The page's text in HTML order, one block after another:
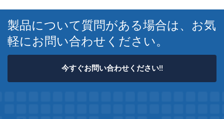
製品について質問がある場合は、お気
軽にお問い合わせください。
今すぐお問い合わせください!!